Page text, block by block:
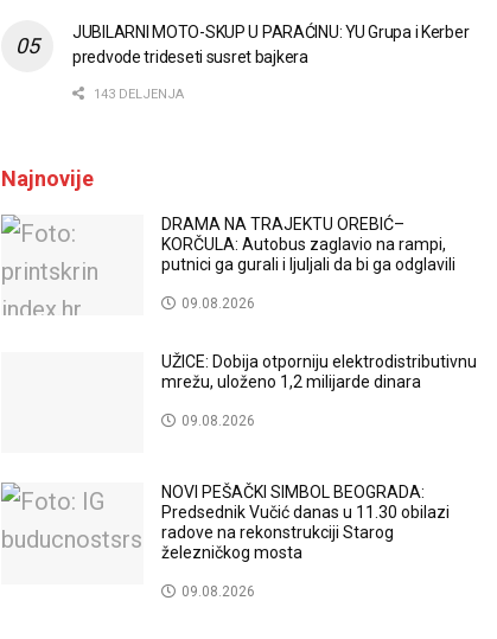
JUBILARNI MOTO-SKUP U PARAĆINU: YU Grupa i Kerber
predvode trideseti susret bajkera
143 DELJENJA
Najnovije
DRAMA NA TRAJEKTU OREBIĆ–
KORČULA: Autobus zaglavio na rampi,
putnici ga gurali i ljuljali da bi ga odglavili
09.08.2026
UŽICE: Dobija otporniju elektrodistributivnu
mrežu, uloženo 1,2 milijarde dinara
09.08.2026
NOVI PEŠAČKI SIMBOL BEOGRADA:
Predsednik Vučić danas u 11.30 obilazi
radove na rekonstrukciji Starog
železničkog mosta
09.08.2026